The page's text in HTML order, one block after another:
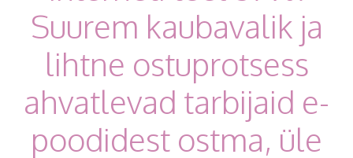
Suurem kaubavalik ja
lihtne ostuprotsess
ahvatlevad tarbijaid e-
poodidest ostma, üle